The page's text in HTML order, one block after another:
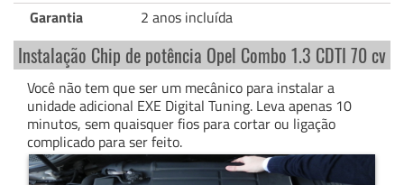
Garantia
2 anos incluída
Instalação Chip de potência Opel Combo 1.3 CDTI 70 cv
Você não tem que ser um mecânico para instalar a
unidade adicional EXE Digital Tuning. Leva apenas 10
minutos, sem quaisquer fios para cortar ou ligação
complicado para ser feito.